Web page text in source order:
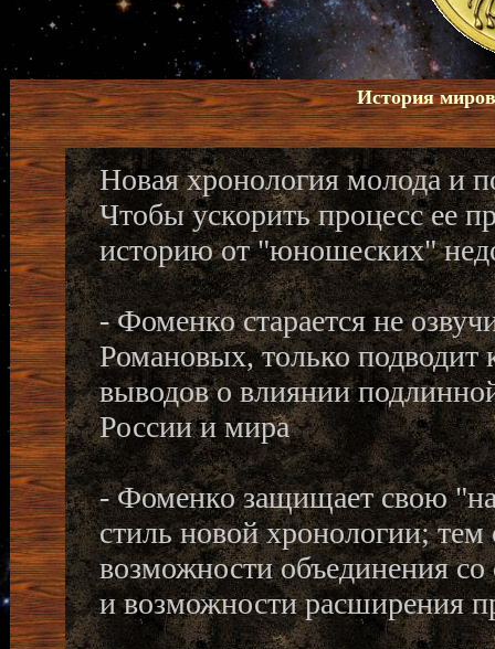
История
Новая хронология молода и
Чтобы ускорить процесс ее
историю от "юношеских"
- Фоменко старается не
Романовых, только подводит
выводов о влиянии
России и мира
- Фоменко защищает свою
стиль новой хронологии;
возможности объединения
и возможности расширения